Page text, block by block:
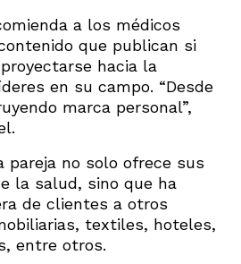
a los médicos
que publican si
hacia la
en su campo. “Desde
marca personal”,
pareja no solo ofrece sus
la salud, sino que ha
de clientes a otros
textiles, hoteles,
entre otros.